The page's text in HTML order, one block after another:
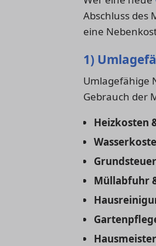
Abschluss des
eine
1)
Umlagefähige
Gebrauch der
Heizkosten
Grundsteuer
Müllabfuhr